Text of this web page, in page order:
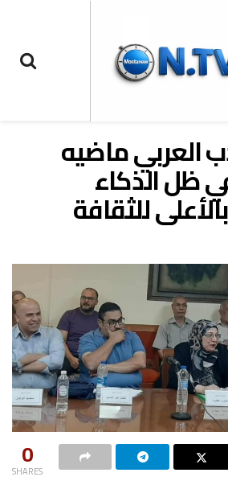
العربي ماضيه
ظل الذكاء
للثقافة
0
SHARES